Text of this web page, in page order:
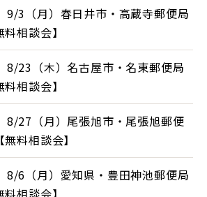
9/3（月）春日井市・高蔵寺郵便局
相談会】
8/23（木）名古屋市・名東郵便局
相談会】
8/27（月）尾張旭市・尾張旭郵便
料相談会】
8/6（月）愛知県・豊田神池郵便局
相談会】